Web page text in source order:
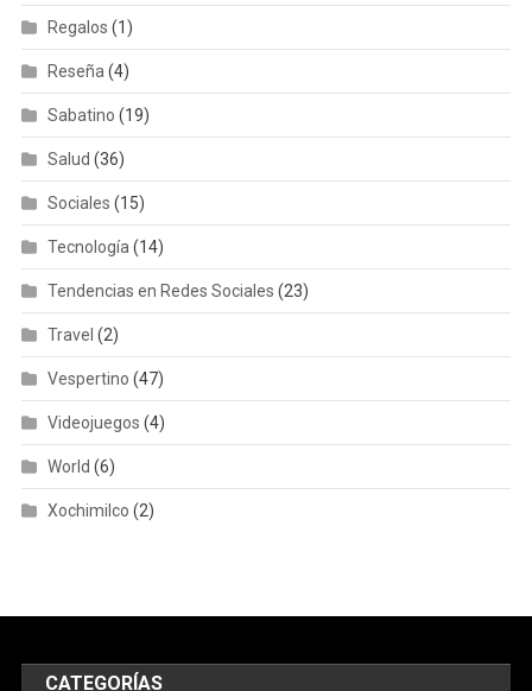
Regalos (1)
Reseña (4)
Sabatino (19)
Salud (36)
Sociales (15)
Tecnología (14)
Tendencias en Redes Sociales (23)
Travel (2)
Vespertino (47)
Videojuegos (4)
World (6)
Xochimilco (2)
CATEGORÍAS